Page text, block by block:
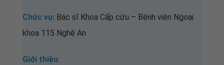
Chức vụ: Bác sĩ Khoa Cấp cứu – Bệnh viện Ngoại
khoa 115 Nghệ An
Giới thiệu: